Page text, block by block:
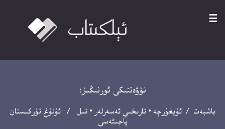
☰
نۆۋەتتىكى ئورنىڭىز:
باشبەت / ئۇيغۇرچە • تارىخىي ئەسەرلەر • تىل / ئۇلۇغ تۈركىستان
پاجىئەسى